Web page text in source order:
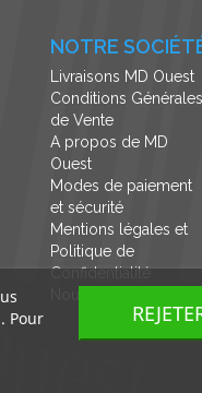
NOTRE
Livraisons MD Ouest
Conditions Générales
de Vente
A propos de MD
Ouest
Modes de paiement
et sécurité
Mentions légales et
Politique de
Confidentialité
Pour